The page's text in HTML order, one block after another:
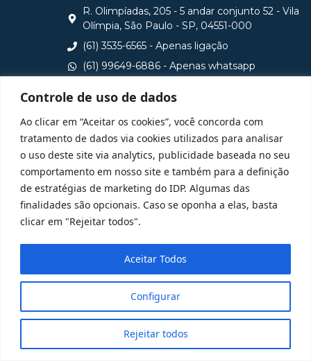
Controle de uso de dados
Ao clicar em “Aceitar os cookies”, você concorda com
tratamento de dados via cookies utilizados para analisar
o uso deste site via analytics, publicidade baseada no seu
comportamento em nosso site e também para a definição
de estratégias de marketing do IDP. Algumas das
finalidades são opcionais. Caso se oponha a elas, basta
clicar em "Rejeitar todos".
Configurar
Rejeitar todos
Aceitar Todos
R. Olimpíadas, 205 - 5 andar conjunto 52 - Vila
Olímpia, São Paulo - SP, 04551-000
(61) 3535-6565 - Apenas ligação
(61) 99649-6886 - Apenas whatsapp
Consulte aqui o cadastro da Instituição no Sistema e-
MEC
@ 2025 Todos Direitos Reservados